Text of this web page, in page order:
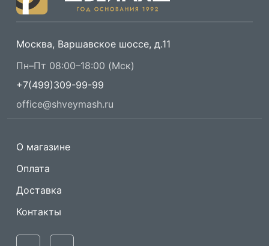
Москва, Варшавское шоссе, д.11
Пн–Пт 08:00–18:00 (Мск)
+7(499)309-99-99
office@shveymash.ru
О магазине
Оплата
Доставка
Контакты